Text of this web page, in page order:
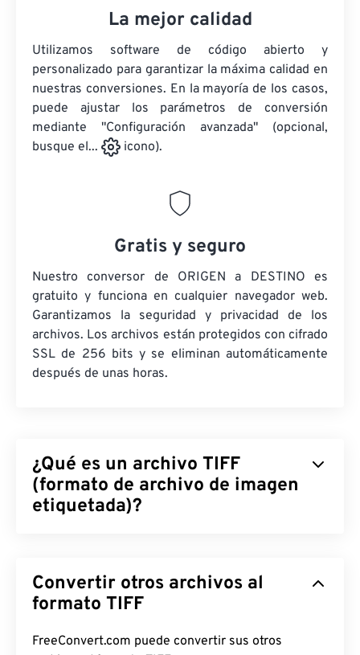
La mejor calidad
Utilizamos software de código abierto y
personalizado para garantizar la máxima calidad en
nuestras conversiones. En la mayoría de los casos,
puede ajustar los parámetros de conversión
mediante "Configuración avanzada" (opcional,
busque el...
icono).
Gratis y seguro
Nuestro conversor de ORIGEN a DESTINO es
gratuito y funciona en cualquier navegador web.
Garantizamos la seguridad y privacidad de los
archivos. Los archivos están protegidos con cifrado
SSL de 256 bits y se eliminan automáticamente
después de unas horas.
¿Qué es un archivo TIFF
(formato de archivo de imagen
etiquetada)?
formatos de archivo de imagen más comunes. Su
uso más frecuente se da en la publicidad digital y la
de los TIFF proporciona a este formato de archivo
Convertir otros archivos al
formato TIFF
FreeConvert.com puede convertir sus otros